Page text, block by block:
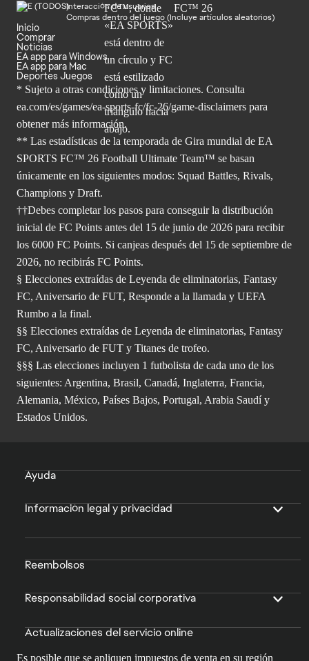
Interacción de usuarios
Compras dentro del juego (Incluye artículos aleatorios)
Inicio
Comprar
Noticias
EA app para Windows
EA app para Mac
Deportes Juegos
* Sujeto a otras condiciones y limitaciones. Consulta
ea.com/es/games/ea-sports-fc/fc-26/game-disclaimers para
obtenermás información.
** Las estadísticas de la temporada de Gira mundial de EA
SPORTS FC™ 26 Football Ultimate Team™ se basan
únicamente en los siguientes modos: Squad Battles, Rivals,
Champions y Draft.
††Debes completar los pasos para conseguir la distribución
inicial de FC Points antes del 15 de junio de 2026 para recibir
los 6000 FC Points. Si canjeas después del 15 de septiembre de
2026, no recibirás FC Points.
§ Elecciones extraídas de Leyenda de eliminatorias, Fantasy
FC, Aniversario de FUT, Responde a la llamada y UEFA
Rumbo a la final.
§§ Elecciones extraídas de Leyenda de eliminatorias, Fantasy
FC, Aniversario de FUT y Titanes de trofeo.
§§§ Las elecciones incluyen 1 futbolista de cada uno de los
siguientes: Argentina, Brasil, Canadá, Inglaterra, Francia,
Alemania, México, Países Bajos, Portugal, Arabia Saudí y
Estados Unidos.
Ayuda
Información legal y privacidad
Reembolsos
Responsabilidad social corporativa
Actualizaciones del servicio online
Es posible que se apliquen impuestos de venta en su región